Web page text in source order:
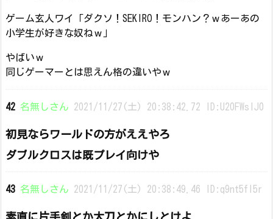
ゲーム玄人ワイ「ダクソ！SEKIRO！モンハン？ｗあーあの
小学生が好きな奴ねｗ」
やばいｗ
同じゲーマーとは思えん格の違いやｗ
42 名無しさん 2021/11/27(土) 20:38:42.72 ID:U20FWsIJ0
初見ならワールドの方がええやろ
ダブルクロスは既プレイ向けや
43 名無しさん 2021/11/27(土) 20:38:49.46 ID:q9nt5fI5r
素直に片手剣とか太刀とかにしとけよ